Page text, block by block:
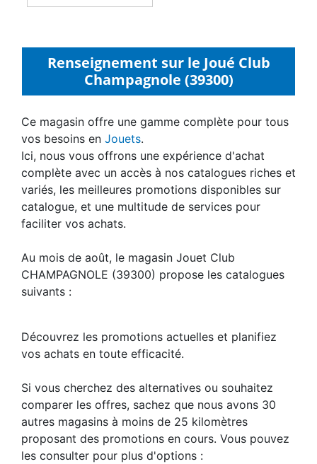
Renseignement sur le Joué Club
Champagnole (39300)
Ce magasin offre une gamme complète pour tous
vos besoins en Jouets.
Ici, nous vous offrons une expérience d'achat
complète avec un accès à nos catalogues riches et
variés, les meilleures promotions disponibles sur
catalogue, et une multitude de services pour
faciliter vos achats.
Au mois de août, le magasin Jouet Club
CHAMPAGNOLE (39300) propose les catalogues
suivants :
Découvrez les promotions actuelles et planifiez
vos achats en toute efficacité.
Si vous cherchez des alternatives ou souhaitez
comparer les offres, sachez que nous avons 30
autres magasins à moins de 25 kilomètres
proposant des promotions en cours. Vous pouvez
les consulter pour plus d'options :